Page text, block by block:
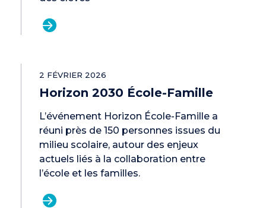
2 FÉVRIER 2026
Horizon 2030 École-Famille
L’événement Horizon École-Famille a
réuni près de 150 personnes issues du
milieu scolaire, autour des enjeux
actuels liés à la collaboration entre
l’école et les familles.